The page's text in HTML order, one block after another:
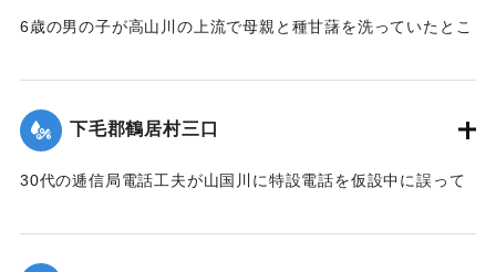
6歳の男の子が高山川の上流で母親と種甘藷を洗っていたとこ
｜固有コード:
下毛郡鶴居村三口
30代の逓信局電話工夫が山国川に特設電話を仮設中に誤って